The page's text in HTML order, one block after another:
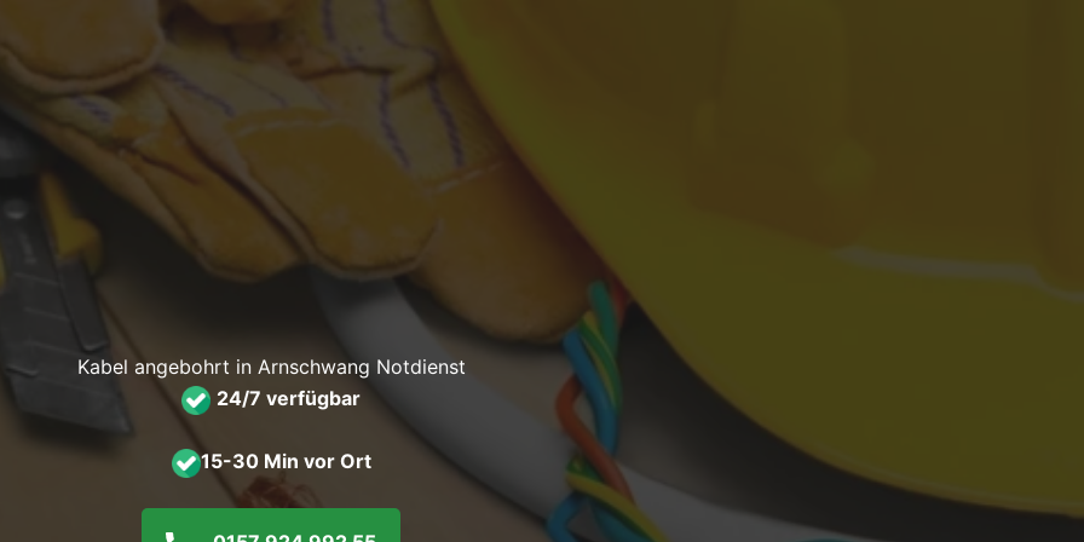
Kabel angebohrt in Arnschwang Notdienst
24/7 verfügbar
15-30 Min vor Ort